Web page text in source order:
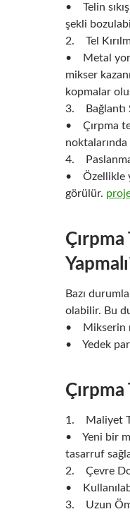
• Telin
şekli
2. Tel
• Metal
mikser
kopmalar
3. Bağlantı
• Çırpma
4.
• Özellikle
görülür.
Bazı
olabilir. Bu
• Mikserin
• Yedek
1. Maliyet
• Yeni bir
tasarruf
2. Çevre
•
3. Uzun